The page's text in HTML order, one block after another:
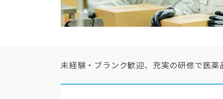
未経験・ブランク歓迎、充実の研修で医